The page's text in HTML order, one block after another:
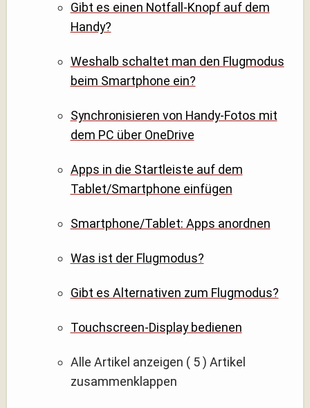
Gibt es einen Notfall-Knopf auf dem
Handy?
Weshalb schaltet man den Flugmodus
beim Smartphone ein?
Synchronisieren von Handy-Fotos mit
dem PC über OneDrive
Apps in die Startleiste auf dem
Tablet/Smartphone einfügen
Smartphone/Tablet: Apps anordnen
Was ist der Flugmodus?
Gibt es Alternativen zum Flugmodus?
Touchscreen-Display bedienen
Alle Artikel anzeigen ( 5 ) Artikel
zusammenklappen